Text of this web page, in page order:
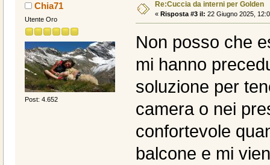
Chia71
Utente Oro
Post: 4.652
Re:Cuccia da interni per Golden
« Risposta #3 il: 22 Giugno 2025,
Non posso che
mi hanno
soluzione per
camera o nei
confortevole
balcone e mi